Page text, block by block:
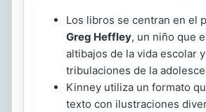
Los libros se centran en el
Greg Heffley, un niño que
altibajos de la vida escolar
tribulaciones de la
Kinney utiliza un formato
texto con ilustraciones